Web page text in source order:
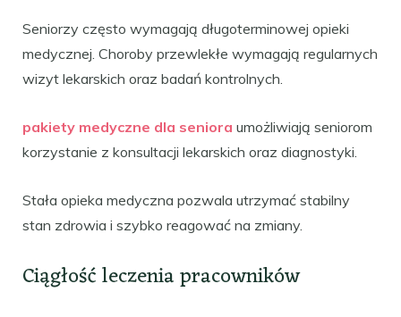
Seniorzy często wymagają długoterminowej opieki
medycznej. Choroby przewlekłe wymagają regularnych
wizyt lekarskich oraz badań kontrolnych.
pakiety medyczne dla seniora umożliwiają seniorom
korzystanie z konsultacji lekarskich oraz diagnostyki.
Stała opieka medyczna pozwala utrzymać stabilny
stan zdrowia i szybko reagować na zmiany.
Ciągłość leczenia pracowników